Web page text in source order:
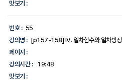
맛보기 :
번호 : 55
강의명 : [p157-158] IV. 일차함수와 일차방정
페이지 :
강의시간 :
19:48
맛보기 :